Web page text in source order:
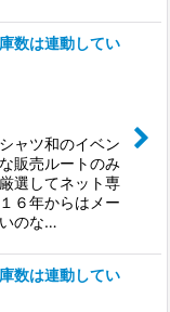
数は連動してい
ャツ和のイベン
販売ルートのみ
選してネット専
６年からはメー
のな…
数は連動してい